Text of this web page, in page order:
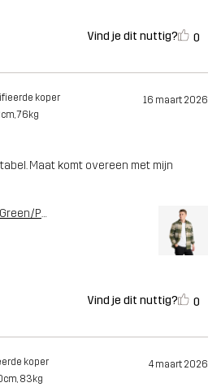
Vind je dit nuttig? 0
koper 16 maart 2026
76kg
Maat komt overeen met mijn
Rosin Green/Peyote
Vind je dit nuttig? 0
koper 4 maart 2026
83kg